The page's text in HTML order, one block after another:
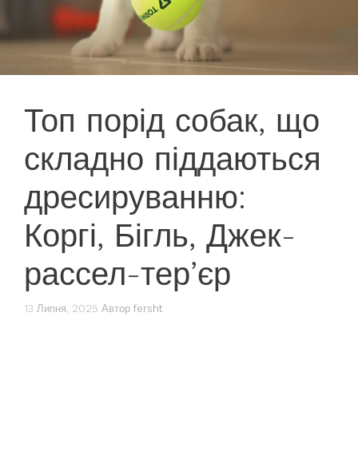
Топ порід собак, що
складно піддаються
дресируванню:
Коргі, Бігль, Джек-
рассел-тер’єр
13 Липня, 2025 Автор fersht